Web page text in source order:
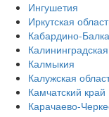
Ингушетия
Иркутская
Кабардино-
Калмыкия
Калужская
Камчатский край
Карачаево-